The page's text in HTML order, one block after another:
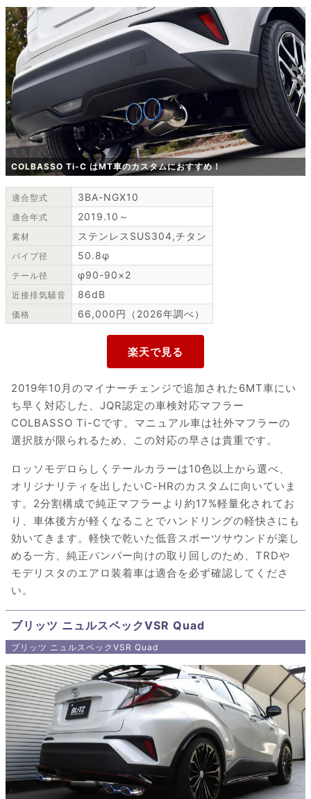
COLBASSO Ti-C はMT車のカスタムにおすすめ！
適合型式 3BA-NGX10
適合年式 2019.10～
素材 ステンレスSUS304,チタン
パイプ径 50.8φ
テール径 φ90-90×2
近接排気騒音 86dB
価格 66,000円（2026年調べ）
2019年10月のマイナーチェンジで追加された6MT車にい
ち早く対応した、JQR認定の車検対応マフラー
COLBASSO Ti-Cです。マニュアル車は社外マフラーの
選択肢が限られるため、この対応の早さは貴重です。
ロッソモデロらしくテールカラーは10色以上から選べ、
オリジナリティを出したいC-HRのカスタムに向いていま
す。2分割構成で純正マフラーより約17%軽量化されてお
り、車体後方が軽くなることでハンドリングの軽快さにも
効いてきます。軽快で乾いた低音スポーツサウンドが楽し
める一方、純正バンパー向けの取り回しのため、TRDや
モデリスタのエアロ装着車は適合を必ず確認してくださ
い。
ブリッツ ニュルスペックVSR Quad
ブリッツ ニュルスペックVSR Quad